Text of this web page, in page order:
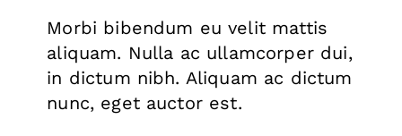
Morbi bibendum eu velit mattis
aliquam. Nulla ac ullamcorper dui,
in dictum nibh. Aliquam ac dictum
nunc, eget auctor est.